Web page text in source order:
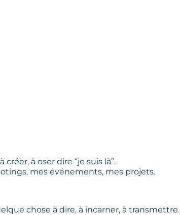
à oser dire “je suis là”.
mes événements, mes projets.
chose à dire, à incarner, à transmettre.